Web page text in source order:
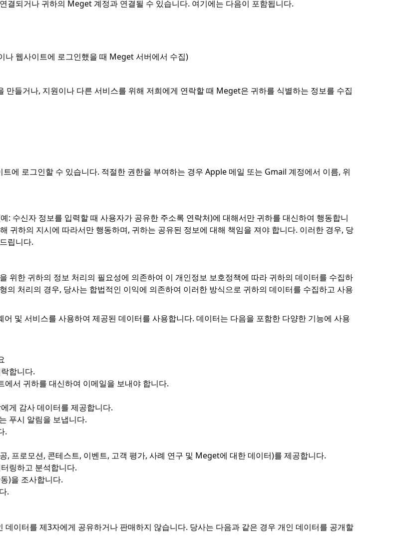
결되거나 귀하의 Meget 계정과 연결될 수 있습니다. 여기에는 다음이 포함됩니다.
나 웹사이트에 로그인했을 때 Meget 서버에서 수집)
들거나, 지원이나 다른 서비스를 위해 저희에게 연락할 때 Meget은 귀하를 식별하는 정보를 수집
에 로그인할 수 있습니다. 적절한 권한을 부여하는 경우 Apple 메일 또는 Gmail 계정에서 이름, 위
수신자 정보를 입력할 때 사용자가 공유한 주소록 연락처)에 대해서만 귀하를 대신하여 행동합니
귀하의 지시에 따라서만 행동하며, 귀하는 공유된 정보에 대해 책임을 져야 합니다. 이러한 경우, 당
립니다.
위한 귀하의 정보 처리의 필요성에 의존하여 이 개인정보 보호정책에 따라 귀하의 데이터를 수집하
처리의 경우, 당사는 합법적인 이익에 의존하여 이러한 방식으로 귀하의 데이터를 수집하고 사용
및 서비스를 사용하여 제공된 데이터를 사용합니다. 데이터는 다음을 포함한 다양한 기능에 사용
합니다.
서 귀하를 대신하여 이메일을 보내야 합니다.
게 감사 데이터를 제공합니다.
푸시 알림을 보냅니다.
.
, 프로모션, 콘테스트, 이벤트, 고객 평가, 사례 연구 및 Meget에 대한 데이터)를 제공합니다.
링하고 분석합니다.
)을 조사합니다.
.
이터를 제3자에게 공유하거나 판매하지 않습니다. 당사는 다음과 같은 경우 개인 데이터를 공개할